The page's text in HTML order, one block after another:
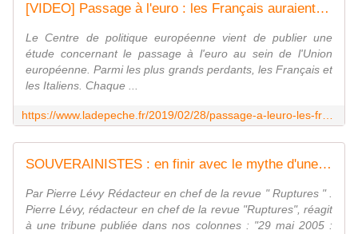
[VIDEO] Passage à l'euro : les Français auraient perdu 260 euros par mois de pouvoir d'achat en vingt ans selon une étude controversée
Le Centre de politique européenne vient de publier une
étude concernant le passage à l'euro au sein de l'Union
européenne. Parmi les plus grands perdants, les Français et
les Italiens. Chaque ...
SOUVERAINISTES : en finir avec le mythe d'une "autre Europe" -Par Pierre Lévy - Commun COMMUNE [le blog d'El Diablo]
Par Pierre Lévy Rédacteur en chef de la revue " Ruptures " .
Pierre Lévy, rédacteur en chef de la revue "Ruptures", réagit
à une tribune publiée dans nos colonnes : "29 mai 2005 :